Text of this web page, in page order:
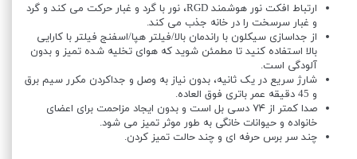
ارتباط افکت نور هوشمند RGD، نور با گرد و غبار حرکت می کند و گرد
و غبار سرسخت را در خانه جذب می کند.
از جداسازی سیکلون با راندمان بالا/فیلتر هپا/اسفنج فیلتر با کارایی
بالا استفاده کنید تا مطمئن شوید که هوای تخلیه شده تمیز و بدون
آلودگی است.
شارژ سریع در یک ثانیه، بدون نیاز به وصل و جداکردن مکرر سیم برق
و 45 دقیقه عمر باتری فوق العاده.
صدا کمتر از ۷۴ دسی بل است و بدون ایجاد مزاحمت برای اعضای
خانواده و حیوانات خانگی به طور موثر تمیز می شود.
چند سر برس حرفه ای و چند حالت تمیز کردن.